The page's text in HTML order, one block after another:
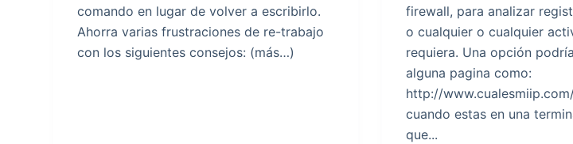
comando en lugar de volver a escribirlo.
Ahorra varias frustraciones de re-trabajo
con los siguientes consejos: (más…)
firewall, para analizar
o cualquier o cualquier
requiera. Una opción
alguna pagina como:
http://
cuando estas en una
que...